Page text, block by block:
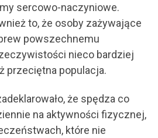
sercowo-naczyniowe.
to, że osoby zażywające
powszechnemu
nieco bardziej
przeciętna populacja.
że spędza co
na aktywności fizycznej,
które nie